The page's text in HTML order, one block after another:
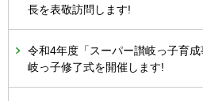
長を表敬訪問します!
令和4年度「スーパー讃岐っ子育
岐っ子修了式を開催します!